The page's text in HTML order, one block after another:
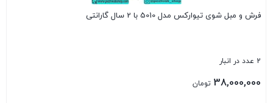
فرش و مبل شوی تیوارکس مدل 5010 با 2 سال گارانتی
2 عدد در انبار
38,000,000 تومان